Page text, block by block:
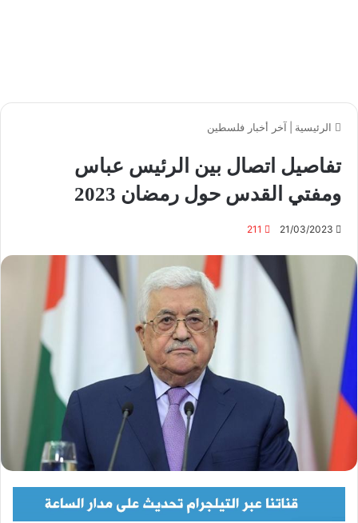
الرئيسية آخر أخبار فلسطين
تفاصيل اتصال بين الرئيس عباس
ومفتي القدس حول رمضان 2023
21/03/2023
211